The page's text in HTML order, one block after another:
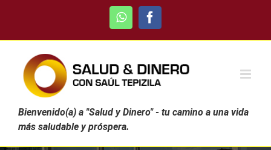
WhatsAppFacebook
Bienvenido(a) a "Salud y Dinero" - tu camino a una vida
más saludable y próspera.